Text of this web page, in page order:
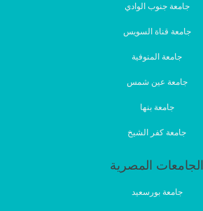
جامعة جنوب الوادي
جامعة قناة السويس
جامعة المنوفية
جامعة عين شمس
جامعة بنها
جامعة كفر الشيخ
الجامعات المصرية
جامعة بورسعيد